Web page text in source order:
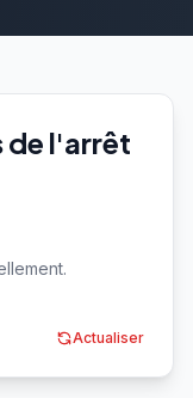
de l'arrêt
Actualiser